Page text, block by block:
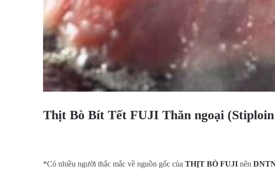
Thịt Bò Bít Tết FUJI Thăn ngoại
*Có nhiều người thắc mắc về nguồn gốc của THỊT BÒ FUJI nên